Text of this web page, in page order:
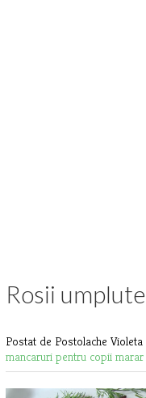
Rosii
Postat de Postolache Violeta
mancaruri pentru copii marar